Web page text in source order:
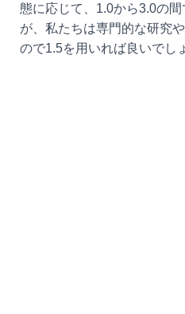
態に応じて、1.0から3.0の
が、私たちは専門的な研究
ので1.5を用いれば良いでし